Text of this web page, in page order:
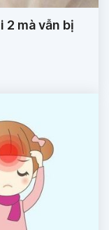
2 mà vẫn bị